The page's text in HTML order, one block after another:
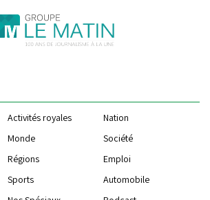
Activités royales
Nation
Monde
Société
Régions
Emploi
Sports
Automobile